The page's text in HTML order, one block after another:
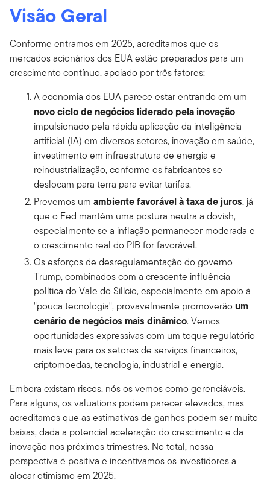
Visão Geral
Conforme entramos em 2025, acreditamos que os
mercados acionários dos EUA estão preparados para um
crescimento contínuo, apoiado por três fatores:
A economia dos EUA parece estar entrando em um
novo ciclo de negócios liderado pela inovação
impulsionado pela rápida aplicação da inteligência
artificial (IA) em diversos setores, inovação em saúde,
investimento em infraestrutura de energia e
reindustrialização, conforme os fabricantes se
deslocam para terra para evitar tarifas.
Prevemos um ambiente favorável à taxa de juros, já
que o Fed mantém uma postura neutra a dovish,
especialmente se a inflação permanecer moderada e
o crescimento real do PIB for favorável.
Os esforços de desregulamentação do governo
Trump, combinados com a crescente influência
política do Vale do Silício, especialmente em apoio à
"pouca tecnologia", provavelmente promoverão um
cenário de negócios mais dinâmico. Vemos
oportunidades expressivas com um toque regulatório
mais leve para os setores de serviços financeiros,
criptomoedas, tecnologia, industrial e energia.
Embora existam riscos, nós os vemos como gerenciáveis.
Para alguns, os valuations podem parecer elevados, mas
acreditamos que as estimativas de ganhos podem ser muito
baixas, dada a potencial aceleração do crescimento e da
inovação nos próximos trimestres. No total, nossa
perspectiva é positiva e incentivamos os investidores a
alocar otimismo em 2025.